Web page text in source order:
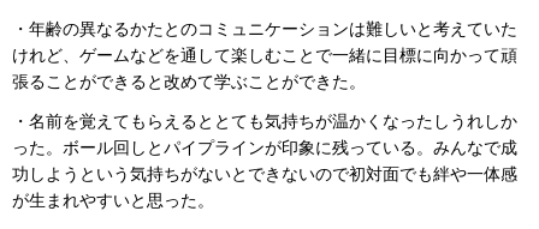
・年齢の異なるかたとのコミュニケーションは難しいと考えていた
けれど、ゲームなどを通して楽しむことで一緒に目標に向かって頑
張ることができると改めて学ぶことができた。
・名前を覚えてもらえるととても気持ちが温かくなったしうれしか
った。ボール回しとパイプラインが印象に残っている。みんなで成
功しようという気持ちがないとできないので初対面でも絆や一体感
が生まれやすいと思った。